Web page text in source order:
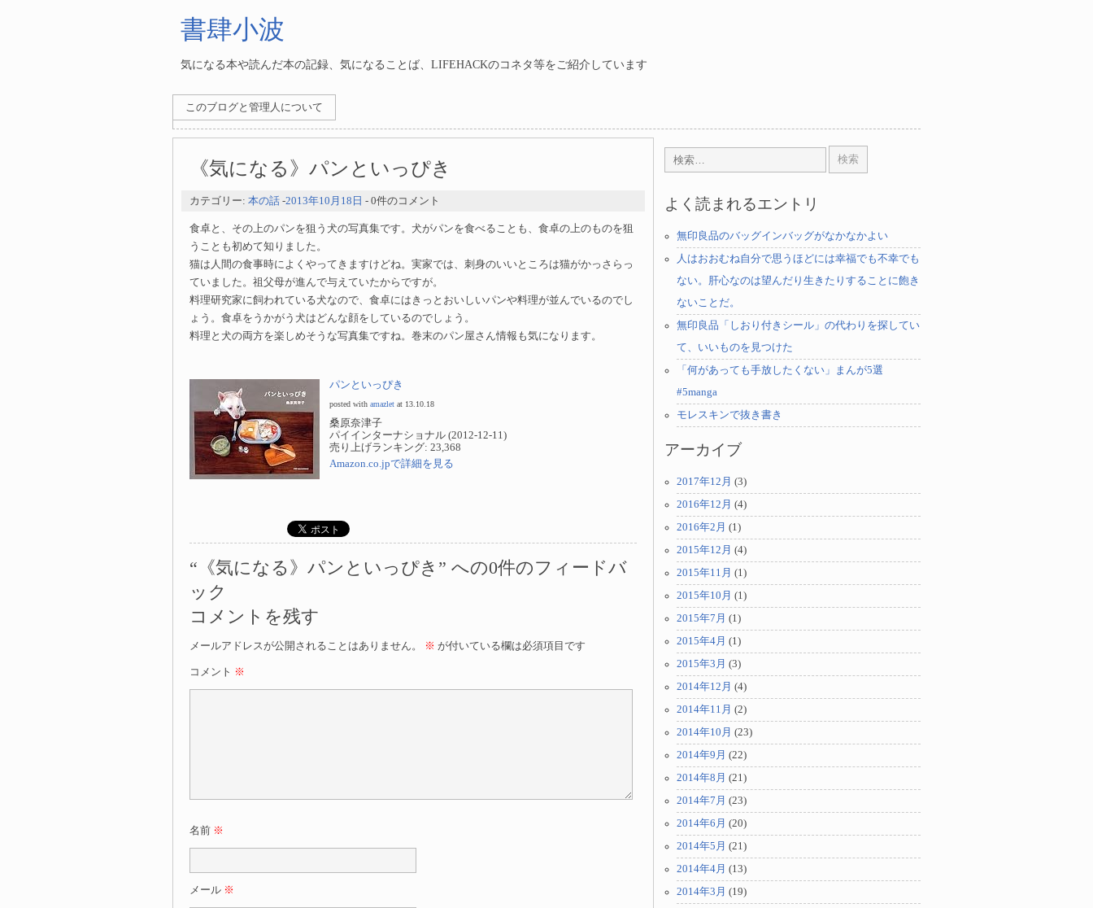
書肆小波
気になる本や読んだ本の記録、気になることば、LIFEHACKのコネタ等をご紹介しています
このブログと管理人について
《気になる》パンといっぴき
カテゴリー: 本の話 -2013年10月18日 - 0件のコメント
食卓と、その上のパンを狙う犬の写真集です。犬がパンを食べることも、食卓の上のものを狙
うことも初めて知りました。
猫は人間の食事時によくやってきますけどね。実家では、刺身のいいところは猫がかっさらっ
ていました。祖父母が進んで与えていたからですが。
料理研究家に飼われている犬なので、食卓にはきっとおいしいパンや料理が並んでいるのでし
ょう。食卓をうかがう犬はどんな顔をしているのでしょう。
料理と犬の両方を楽しめそうな写真集ですね。巻末のパン屋さん情報も気になります。
パンといっぴき
posted with amazlet at 13.10.18
桑原奈津子
パイインターナショナル (2012-12-11)
売り上げランキング: 23,368
Amazon.co.jpで詳細を見る
“《気になる》パンといっぴき” への0件のフィードバ
ック
コメントを残す
メールアドレスが公開されることはありません。 ※ が付いている欄は必須項目です
コメント ※
名前 ※
メール ※
よく読まれるエントリ
無印良品のバッグインバッグがなかなかよい
人はおおむね自分で思うほどには幸福でも不幸でも
ない。肝心なのは望んだり生きたりすることに飽き
ないことだ。
無印良品「しおり付きシール」の代わりを探してい
て、いいものを見つけた
「何があっても手放したくない」まんが5選
#5manga
モレスキンで抜き書き
アーカイブ
2017年12月 (3)
2016年12月 (4)
2016年2月 (1)
2015年12月 (4)
2015年11月 (1)
2015年10月 (1)
2015年7月 (1)
2015年4月 (1)
2015年3月 (3)
2014年12月 (4)
2014年11月 (2)
2014年10月 (23)
2014年9月 (22)
2014年8月 (21)
2014年7月 (23)
2014年6月 (20)
2014年5月 (21)
2014年4月 (13)
2014年3月 (19)